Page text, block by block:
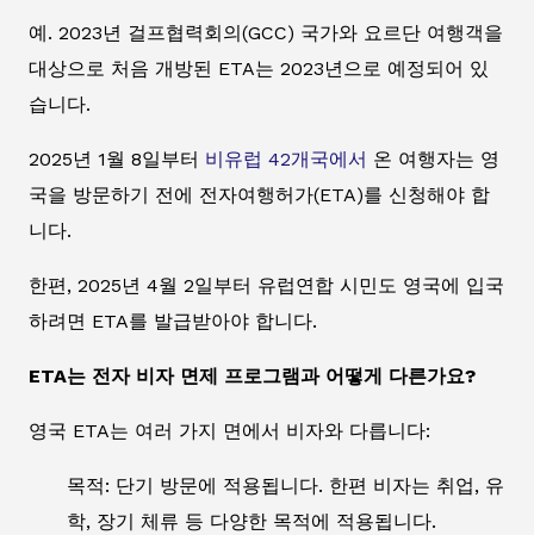
예. 2023년 걸프협력회의(GCC) 국가와 요르단 여행객을
대상으로 처음 개방된 ETA는 2023년으로 예정되어 있
습니다.
2025년 1월 8일부터 비유럽 42개국에서 온 여행자는 영
국을 방문하기 전에 전자여행허가(ETA)를 신청해야 합
니다.
한편, 2025년 4월 2일부터 유럽연합 시민도 영국에 입국
하려면 ETA를 발급받아야 합니다.
ETA는 전자 비자 면제 프로그램과 어떻게 다른가요?
영국 ETA는 여러 가지 면에서 비자와 다릅니다:
목적: 단기 방문에 적용됩니다. 한편 비자는 취업, 유
학, 장기 체류 등 다양한 목적에 적용됩니다.